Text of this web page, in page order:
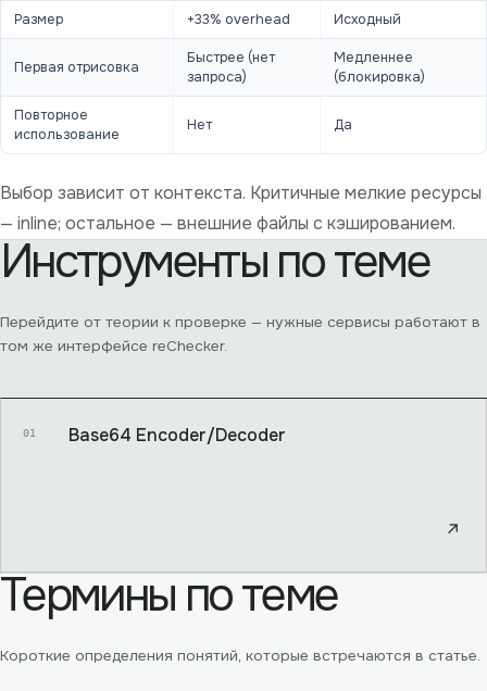
Размер +33% overhead Исходный
Первая отрисовка
Быстрее (нет
запроса)
Медленнее
(блокировка)
Повторное
использование
Нет Да
Выбор зависит от контекста. Критичные мелкие ресурсы
— inline; остальное — внешние файлы с кэшированием.
Инструменты по теме
Перейдите от теории к проверке — нужные сервисы работают в
том же интерфейсе reChecker.
01 Base64 Encoder/Decoder
↗
Термины по теме
Короткие определения понятий, которые встречаются в статье.